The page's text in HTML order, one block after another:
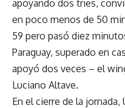
apoyando dos tries,
en poco menos de 50
59 pero pasó diez
Paraguay, superado en
apoyó dos veces – el
Luciano Altave.
En el cierre de la